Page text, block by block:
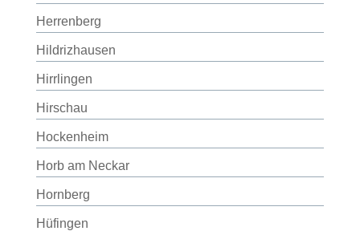
Herrenberg
Hildrizhausen
Hirrlingen
Hirschau
Hockenheim
Horb am Neckar
Hornberg
Hüfingen